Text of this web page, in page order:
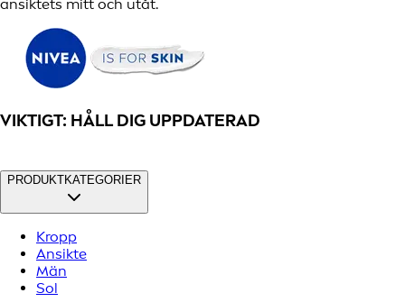
ansiktets mitt och utåt.
VIKTIGT: HÅLL DIG UPPDATERAD
PRODUKTKATEGORIER
Kropp
Ansikte
Män
Sol